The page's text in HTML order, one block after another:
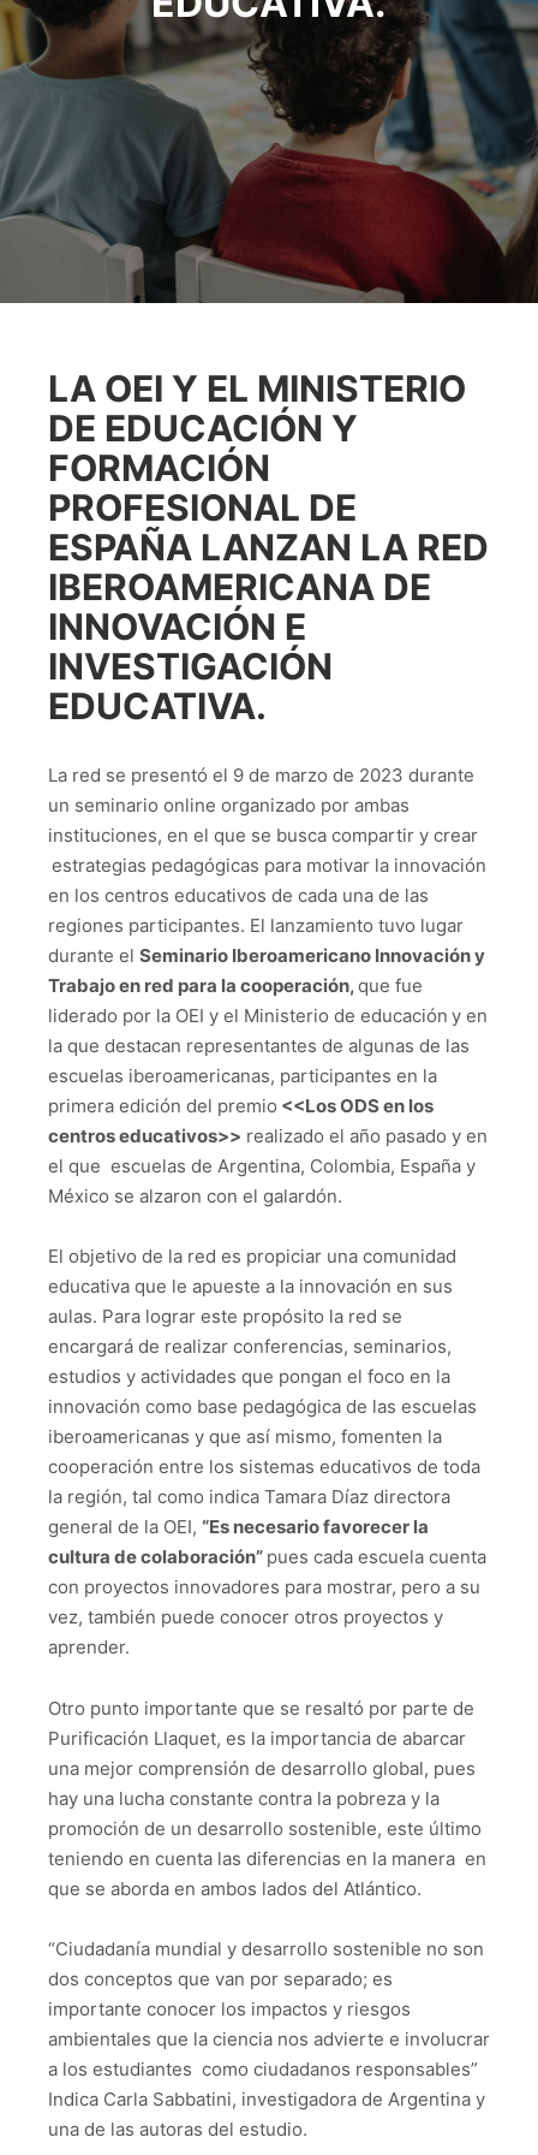
LA OEI Y EL MINISTERIO
DE EDUCACIÓN Y
FORMACIÓN
PROFESIONAL DE
ESPAÑA LANZAN LA RED
IBEROAMERICANA DE
INNOVACIÓN E
INVESTIGACIÓN
EDUCATIVA.
La red se presentó el 9 de marzo de 2023 durante
un seminario online organizado por ambas
instituciones, en el que se busca compartir y crear
estrategias pedagógicas para motivar la innovación
en los centros educativos de cada una de las
regiones participantes. El lanzamiento tuvo lugar
durante el Seminario Iberoamericano Innovación y
Trabajo en red para la cooperación,que fue
liderado por la OEI y el Ministerio de educación y en
la que destacan representantes de algunas de las
escuelas iberoamericanas, participantes en la
primera edición del premio <<Los ODS en los
centros educativos>> realizado el año pasado y en
el que escuelas de Argentina, Colombia, España y
México se alzaron con el galardón.
El objetivo de la red es propiciar una comunidad
educativa que le apueste a la innovación en sus
aulas. Para lograr este propósito la red se
encargará de realizar conferencias, seminarios,
estudios y actividades que pongan el foco en la
innovación como base pedagógica de las escuelas
iberoamericanas y que así mismo, fomenten la
cooperación entre los sistemas educativos de toda
la región, tal como indica Tamara Díaz directora
general de la OEI, “Es necesario favorecer la
cultura de colaboración” pues cada escuela cuenta
con proyectos innovadores para mostrar, pero a su
vez, también puede conocer otros proyectos y
aprender.
Otro punto importante que se resaltó por parte de
Purificación Llaquet, es la importancia de abarcar
una mejor comprensión de desarrollo global, pues
hay una lucha constante contra la pobreza y la
promoción de un desarrollo sostenible, este último
teniendo en cuenta las diferencias en la manera en
que se aborda en ambos lados del Atlántico.
“Ciudadanía mundial y desarrollo sostenible no son
dos conceptos que van por separado; es
importante conocer los impactos y riesgos
ambientales que la ciencia nos advierte e involucrar
a los estudiantes como ciudadanos responsables”
Indica Carla Sabbatini, investigadora de Argentina y
una de las autoras del estudio.